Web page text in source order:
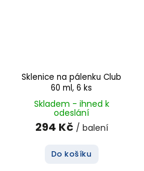
Sklenice na pálenku Club
60 ml, 6 ks
Skladem - ihned k
odeslání
294 Kč / balení
Do košíku